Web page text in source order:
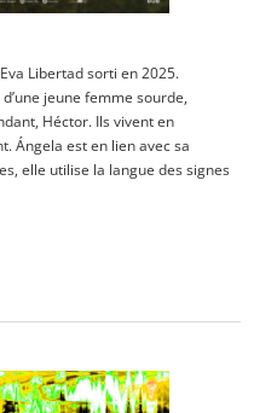
Libertad sorti en 2025.
jeune femme sourde,
Héctor. Ils vivent en
Ángela est en lien avec sa
elle utilise la langue des signes